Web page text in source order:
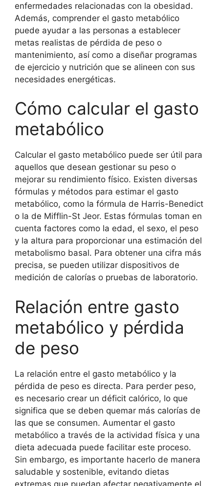
enfermedades relacionadas con la obesidad.
Además, comprender el gasto metabólico
puede ayudar a las personas a establecer
metas realistas de pérdida de peso o
mantenimiento, así como a diseñar programas
de ejercicio y nutrición que se alineen con sus
necesidades energéticas.
Cómo calcular el gasto
metabólico
Calcular el gasto metabólico puede ser útil para
aquellos que desean gestionar su peso o
mejorar su rendimiento físico. Existen diversas
fórmulas y métodos para estimar el gasto
metabólico, como la fórmula de Harris-Benedict
o la de Mifflin-St Jeor. Estas fórmulas toman en
cuenta factores como la edad, el sexo, el peso
y la altura para proporcionar una estimación del
metabolismo basal. Para obtener una cifra más
precisa, se pueden utilizar dispositivos de
medición de calorías o pruebas de laboratorio.
Relación entre gasto
metabólico y pérdida
de peso
La relación entre el gasto metabólico y la
pérdida de peso es directa. Para perder peso,
es necesario crear un déficit calórico, lo que
significa que se deben quemar más calorías de
las que se consumen. Aumentar el gasto
metabólico a través de la actividad física y una
dieta adecuada puede facilitar este proceso.
Sin embargo, es importante hacerlo de manera
saludable y sostenible, evitando dietas
extremas que puedan afectar negativamente el